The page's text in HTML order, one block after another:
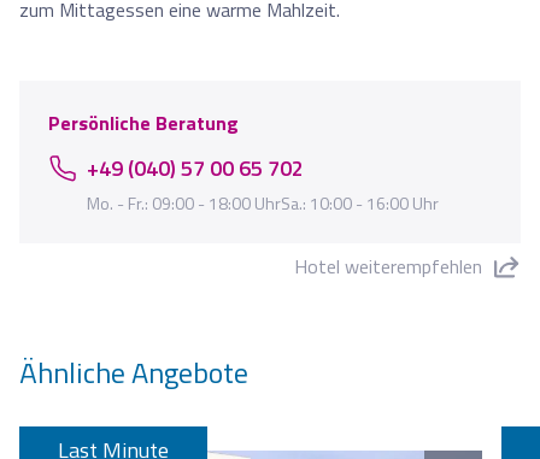
zum Mittagessen eine warme Mahlzeit.
Persönliche Beratung
+49 (040) 57 00 65 702
Mo. - Fr.: 09:00 - 18:00 UhrSa.: 10:00 - 16:00 Uhr
Hotel weiterempfehlen
Ähnliche Angebote
Last Minute